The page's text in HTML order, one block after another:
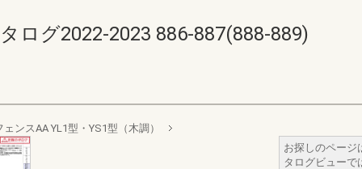
ログ2022-2023 886-887(888-889)
ェンスAA YL1型・YS1型（木調）
お探しのページ
タログビューで